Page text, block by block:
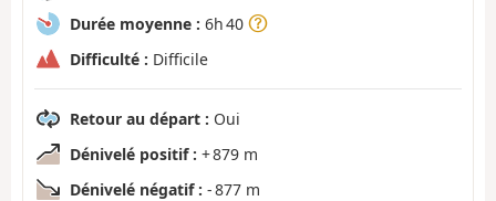
Durée moyenne : 6h 40
Difficulté : Difficile
Retour au départ : Oui
Dénivelé positif : + 879 m
Dénivelé négatif : - 877 m